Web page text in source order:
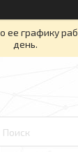
графику
день.